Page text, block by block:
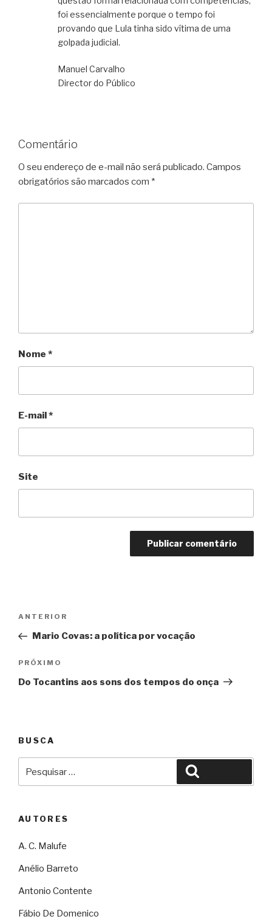
foi essencialmente porque o tempo foi
provando que Lula tinha sido vítima de uma
golpada judicial.
Manuel Carvalho
Director do Público
Comentário
O seu endereço de e-mail não será publicado. Campos
obrigatórios são marcados com *
Nome *
E-mail *
Site
Post
Anterior
ANTERIOR
Mario Covas: a política por vocação
Próximo
PRÓXIMO
Do Tocantins aos sons dos tempos do onça
BUSCA
AUTORES
A. C. Malufe
Anélio Barreto
Antonio Contente
Fábio De Domenico